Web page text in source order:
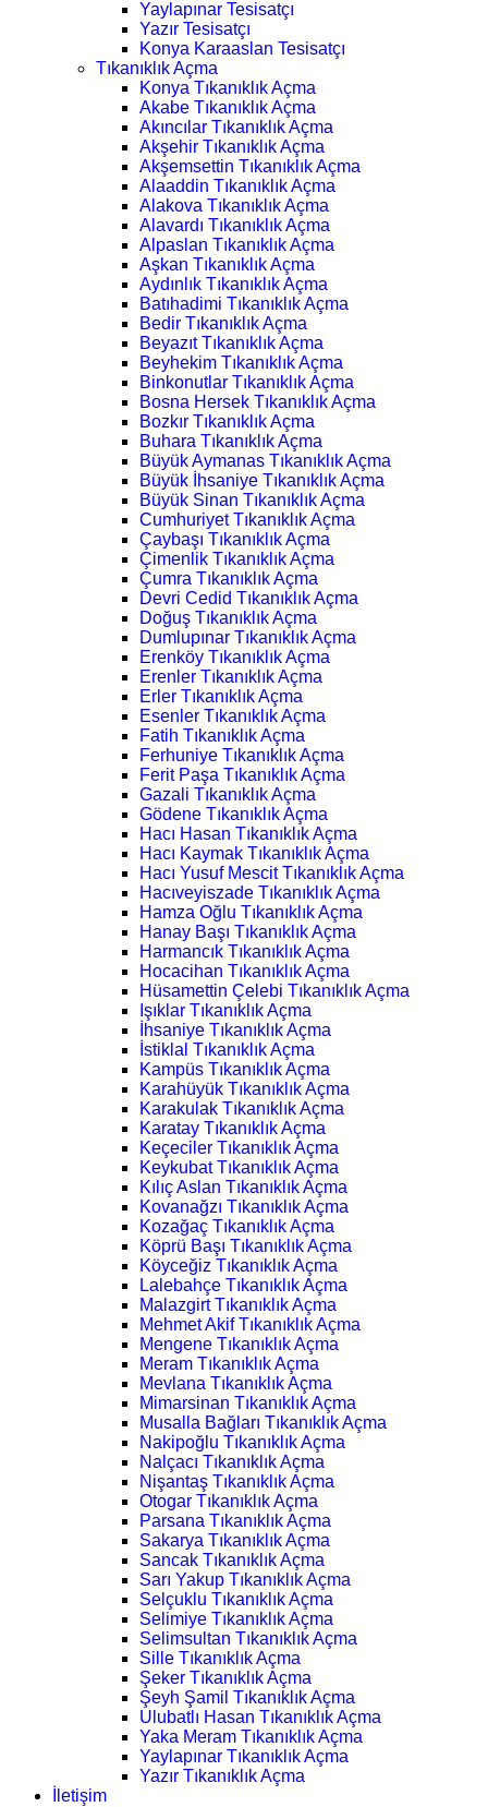
Yaylapınar Tesisatçı
Yazır Tesisatçı
Konya Karaaslan Tesisatçı
Tıkanıklık Açma
Konya Tıkanıklık Açma
Akabe Tıkanıklık Açma
Akıncılar Tıkanıklık Açma
Akşehir Tıkanıklık Açma
Akşemsettin Tıkanıklık Açma
Alaaddin Tıkanıklık Açma
Alakova Tıkanıklık Açma
Alavardı Tıkanıklık Açma
Alpaslan Tıkanıklık Açma
Aşkan Tıkanıklık Açma
Aydınlık Tıkanıklık Açma
Batıhadimi Tıkanıklık Açma
Bedir Tıkanıklık Açma
Beyazıt Tıkanıklık Açma
Beyhekim Tıkanıklık Açma
Binkonutlar Tıkanıklık Açma
Bosna Hersek Tıkanıklık Açma
Bozkır Tıkanıklık Açma
Buhara Tıkanıklık Açma
Büyük Aymanas Tıkanıklık Açma
Büyük İhsaniye Tıkanıklık Açma
Büyük Sinan Tıkanıklık Açma
Cumhuriyet Tıkanıklık Açma
Çaybaşı Tıkanıklık Açma
Çimenlik Tıkanıklık Açma
Çumra Tıkanıklık Açma
Devri Cedid Tıkanıklık Açma
Doğuş Tıkanıklık Açma
Dumlupınar Tıkanıklık Açma
Erenköy Tıkanıklık Açma
Erenler Tıkanıklık Açma
Erler Tıkanıklık Açma
Esenler Tıkanıklık Açma
Fatih Tıkanıklık Açma
Ferhuniye Tıkanıklık Açma
Ferit Paşa Tıkanıklık Açma
Gazali Tıkanıklık Açma
Gödene Tıkanıklık Açma
Hacı Hasan Tıkanıklık Açma
Hacı Kaymak Tıkanıklık Açma
Hacı Yusuf Mescit Tıkanıklık Açma
Hacıveyiszade Tıkanıklık Açma
Hamza Oğlu Tıkanıklık Açma
Hanay Başı Tıkanıklık Açma
Harmancık Tıkanıklık Açma
Hocacihan Tıkanıklık Açma
Hüsamettin Çelebi Tıkanıklık Açma
Işıklar Tıkanıklık Açma
İhsaniye Tıkanıklık Açma
İstiklal Tıkanıklık Açma
Kampüs Tıkanıklık Açma
Karahüyük Tıkanıklık Açma
Karakulak Tıkanıklık Açma
Karatay Tıkanıklık Açma
Keçeciler Tıkanıklık Açma
Keykubat Tıkanıklık Açma
Kılıç Aslan Tıkanıklık Açma
Kovanağzı Tıkanıklık Açma
Kozağaç Tıkanıklık Açma
Köprü Başı Tıkanıklık Açma
Köyceğiz Tıkanıklık Açma
Lalebahçe Tıkanıklık Açma
Malazgirt Tıkanıklık Açma
Mehmet Akif Tıkanıklık Açma
Mengene Tıkanıklık Açma
Meram Tıkanıklık Açma
Mevlana Tıkanıklık Açma
Mimarsinan Tıkanıklık Açma
Musalla Bağları Tıkanıklık Açma
Nakipoğlu Tıkanıklık Açma
Nalçacı Tıkanıklık Açma
Nişantaş Tıkanıklık Açma
Otogar Tıkanıklık Açma
Parsana Tıkanıklık Açma
Sakarya Tıkanıklık Açma
Sancak Tıkanıklık Açma
Sarı Yakup Tıkanıklık Açma
Selçuklu Tıkanıklık Açma
Selimiye Tıkanıklık Açma
Selimsultan Tıkanıklık Açma
Sille Tıkanıklık Açma
Şeker Tıkanıklık Açma
Şeyh Şamil Tıkanıklık Açma
Ulubatlı Hasan Tıkanıklık Açma
Yaka Meram Tıkanıklık Açma
Yaylapınar Tıkanıklık Açma
Yazır Tıkanıklık Açma
İletişim